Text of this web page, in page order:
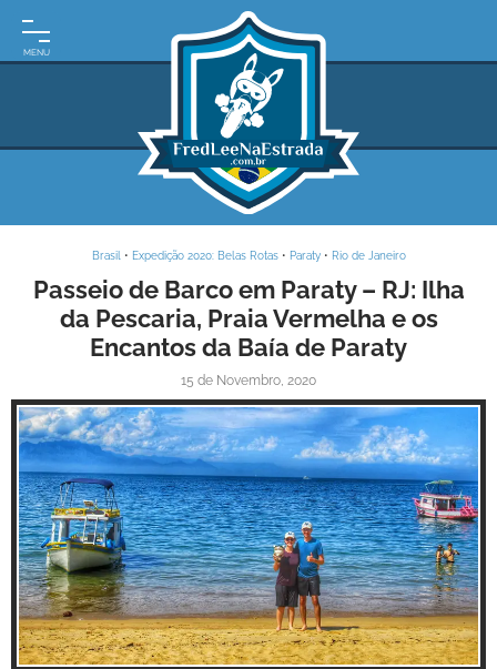
INÍCIO
URUGUAI
VIAGEM
MAPAS
RODOVIÁRIOS
E-
BOOK
VÍDEOS
Brasil • Expedição 2020: Belas Rotas• Paraty• Rio de Janeiro
Passeio de Barco em Paraty – RJ: Ilha
da Pescaria, Praia Vermelha e os
Encantos da Baía de Paraty
15 de Novembro, 2020
Inspire-se!